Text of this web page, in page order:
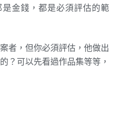
金錢，都是必須評估的範
者，但你必須評估，他做出
？可以先看過作品集等等，